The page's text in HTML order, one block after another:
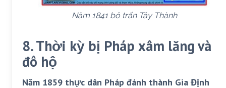
Năm 1841 bỏ trấn Tây Thành
8. Thời kỳ bị Pháp xâm lăng và
đô hộ
Năm 1859 thực dân Pháp đánh thành Gia Định